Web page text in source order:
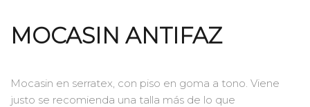
MOCASIN ANTIFAZ
Mocasin en serratex, con piso en goma a tono. Viene
justo se recomienda una talla más de lo que